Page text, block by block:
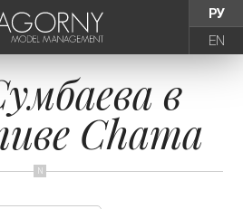
РУ
EN
МОДЕЛЬЮ в
Chama